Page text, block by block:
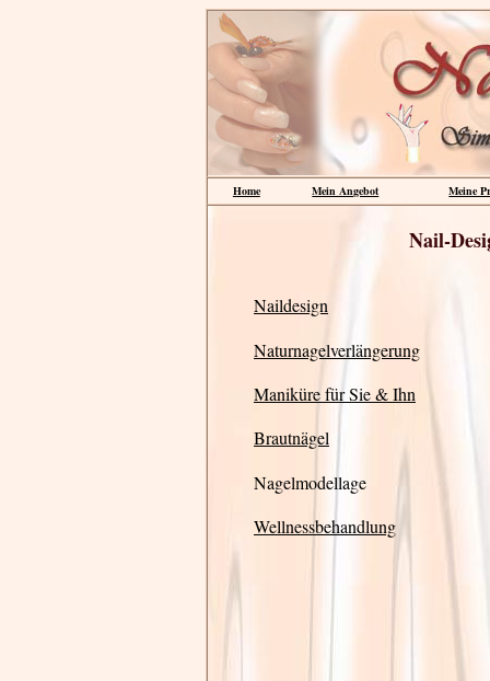
Home Mein Angebot Meine
Nail-
Naildesign
Naturnagelverlängerung
Maniküre für Sie & Ihn
Brautnägel
Nagelmodellage
Wellnessbehandlung